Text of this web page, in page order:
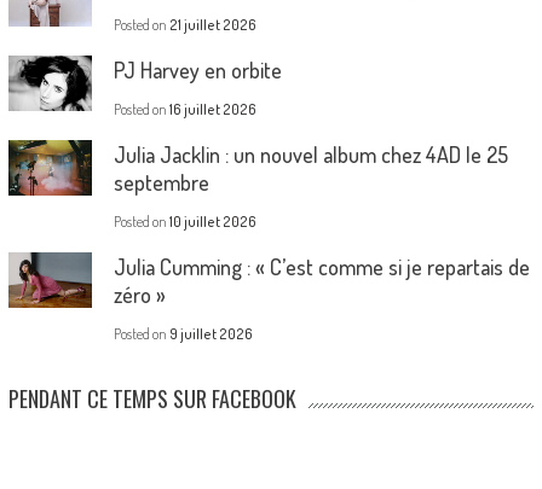
Posted on 21 juillet 2026
PJ Harvey en orbite
Posted on 16 juillet 2026
Julia Jacklin : un nouvel album chez 4AD le 25
septembre
Posted on 10 juillet 2026
Julia Cumming : « C’est comme si je repartais de
zéro »
Posted on 9 juillet 2026
PENDANT CE TEMPS SUR FACEBOOK